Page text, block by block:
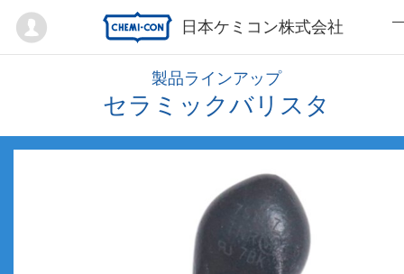
日本ケミコン株式会社
Mypage
製品ラインアップ
セラミックバリスタ